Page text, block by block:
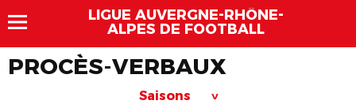
LIGUE AUVERGNE-RHÔNE-
ALPES DE FOOTBALL
PROCÈS-VERBAUX
Saisons >